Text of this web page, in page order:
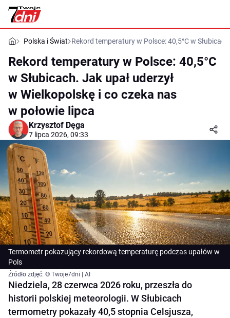
Polska i Świat Rekord temperatury w Polsce: 40,5°C w
Rekord temperatury w Polsce: 40,5°C
w Słubicach. Jak upał uderzył
w Wielkopolskę i co czeka nas
w połowie lipca
Krzysztof Dęga
7 lipca 2026, 09:33
Termometr pokazujący rekordową temperaturę podczas upałów w
Pols
Źródło zdjęć: © Twoje7dni | AI
Niedziela, 28 czerwca 2026 roku, przeszła do
historii polskiej meteorologii. W Słubicach
termometry pokazały 40,5 stopnia Celsjusza,